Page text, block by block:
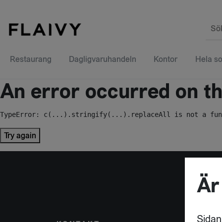
Restaurang Dagligvaruhandeln Kontor Hela
An error occurred on
TypeError: c(...).stringify(...).replaceAll is not a
Try again